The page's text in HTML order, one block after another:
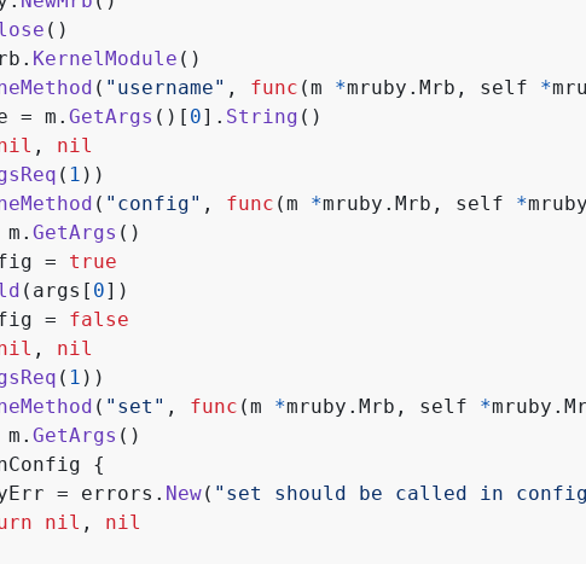
()
. KernelModule ()
( "username" , func (m *mruby . Mrb , self *
= m . GetArgs ()[ 0]. String ()
,
nil
( 1 ))
( "config" , func (m *mruby . Mrb , self *mruby
m . GetArgs ()
=
true
( args [ 0])
=
false
,
nil
( 1 ))
( "set" , func (m *mruby . Mrb , self *mruby .
m . GetArgs ()
{
= errors . New( "set should be called in
nil ,
nil